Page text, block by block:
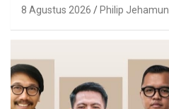
8 Agustus 2026 Philip Jehamun